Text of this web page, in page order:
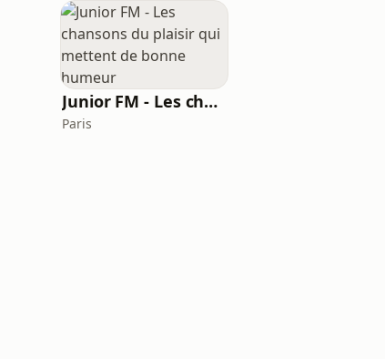
Junior FM - Les chansons du plaisir qui mettent de bonne humeur
Paris